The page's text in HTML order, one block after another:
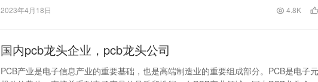
2023年4月18日 4.8K
国内pcb龙头企业，pcb龙头公司
PCB产业是电子信息产业的重要基础，也是高端制造业的重要组成部分。PCB是电子元